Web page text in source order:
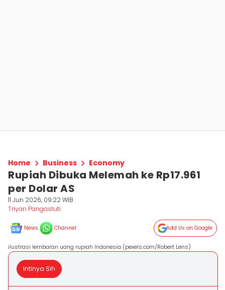
Home Business Economy
Rupiah Dibuka Melemah ke Rp17.961
per Dolar AS
11 Jun 2026, 09:22 WIB
Triyan Pangastuti
News Channel Add Us on Google
ilustrasi lembaran uang rupiah Indonesia (pexels.com/Robert Lens)
Intinya Sih